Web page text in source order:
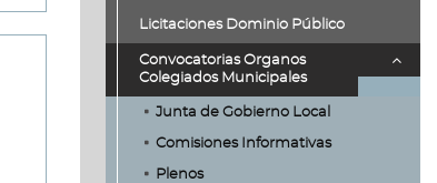
Licitaciones Dominio Público
Convocatorias Organos
Colegiados Municipales
Junta de Gobierno Local
Comisiones Informativas
Plenos